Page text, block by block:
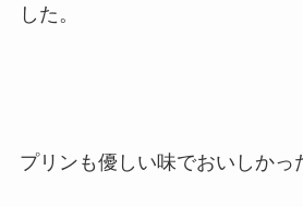
した。
プリンも優しい味でおいしかっ